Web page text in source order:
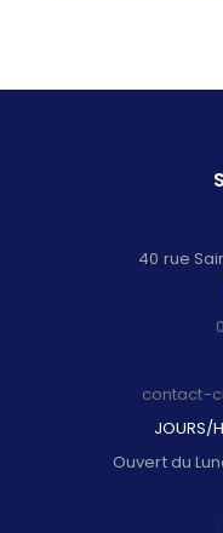
40 rue
contact-
JOURS/
Ouvert du